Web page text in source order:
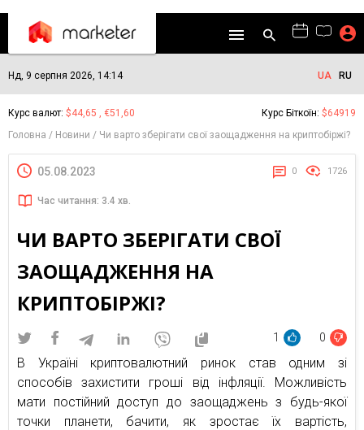
Нд, 9 серпня 2026, 14:14 UA RU
Курс валют: $44,65 , €51,60 Курс Біткоїн: $64919
Головна
Новини Чи варто зберігати свої заощадження на криптобіржі?
05.08.2023 0 1726
Час читання: 3.4 хв.
ЧИ ВАРТО ЗБЕРІГАТИ СВОЇ
ЗАОЩАДЖЕННЯ НА
КРИПТОБІРЖІ?
1 0
В Україні криптовалютний ринок став одним зі
способів захистити гроші від інфляції. Можливість
мати постійний доступ до заощаджень з будь-якої
точки планети, бачити, як зростає їх вартість,